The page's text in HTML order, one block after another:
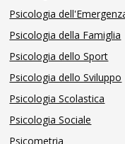
Psicologia
Psicologia della Famiglia
Psicologia dello Sport
Psicologia dello Sviluppo
Psicologia Scolastica
Psicologia Sociale
Psicometria